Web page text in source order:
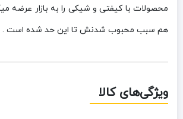
محصولات با کیفتی و شیکی را به بازار عرضه
هم سبب محبوب شدنش تا این حد شده است .
ویژگی‌های کالا